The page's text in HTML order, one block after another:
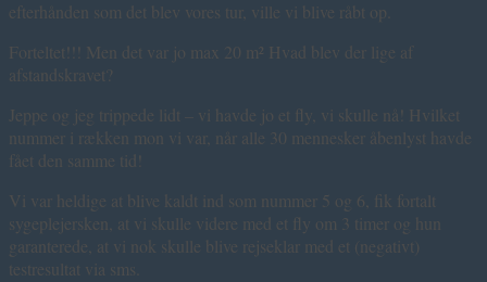
efterhånden som det blev vores tur, ville vi blive råbt op.
Forteltet!!! Men det var jo max 20 m² Hvad blev der lige af
afstandskravet?
Jeppe og jeg trippede lidt – vi havde jo et fly, vi skulle nå! Hvilket
nummer i rækken mon vi var, når alle 30 mennesker åbenlyst havde
fået den samme tid!
Vi var heldige at blive kaldt ind som nummer 5 og 6, fik fortalt
sygeplejersken, at vi skulle videre med et fly om 3 timer og hun
garanterede, at vi nok skulle blive rejseklar med et (negativt)
testresultat via sms.